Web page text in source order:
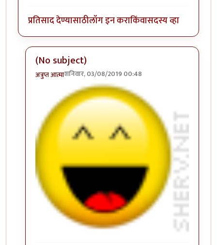
प्रतिसाद देण्यासाठीलॉग इन कराकिंवासदस्य व्हा
(No subject)
अत्रुप्त आत्माशनिवार, 03/08/2019 00:48
तुमची पण समोरची पार्टी डांबीस